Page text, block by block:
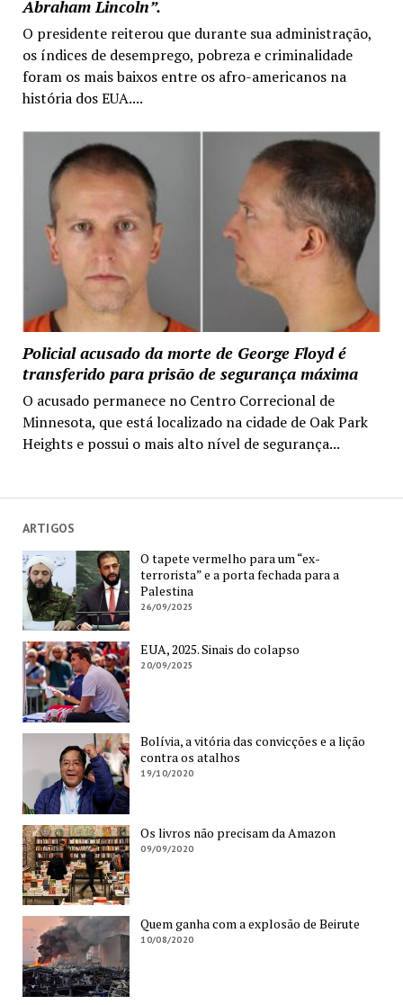
Abraham Lincoln”.
O presidente reiterou que durante sua administração,
os índices de desemprego, pobreza e criminalidade
foram os mais baixos entre os afro-americanos na
história dos EUA....
Policial acusado da morte de George Floyd é
transferido para prisão de segurança máxima
O acusado permanece no Centro Correcional de
Minnesota, que está localizado na cidade de Oak Park
Heights e possui o mais alto nível de segurança...
ARTIGOS
O tapete vermelho para um “ex-
terrorista” e a porta fechada para a
Palestina
26/09/2025
EUA, 2025. Sinais do colapso
20/09/2025
Bolívia, a vitória das convicções e a lição
contra os atalhos
19/10/2020
Os livros não precisam da Amazon
09/09/2020
Quem ganha com a explosão de Beirute
10/08/2020